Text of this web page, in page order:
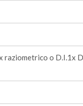
raziometrico o D.I.1x